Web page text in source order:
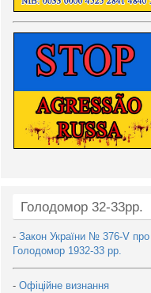
Голодомор 32-33рр.
- Закон України № 376-V про
Голодомор 1932-33 рр.
- Офіційне визнання